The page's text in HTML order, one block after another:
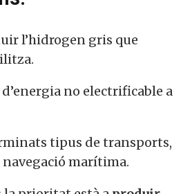
tipus
l’hidrogen gris que
d’energia no electrificable
tipus de